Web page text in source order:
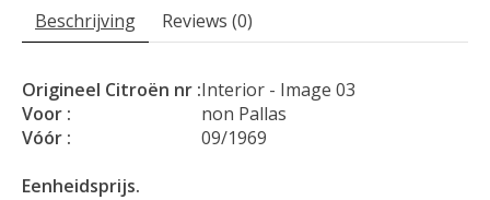
Beschrijving Reviews (0)
Origineel Citroën nr :Interior - Image 03
Voor :
non Pallas
Vóór :
09/1969
Eenheidsprijs.